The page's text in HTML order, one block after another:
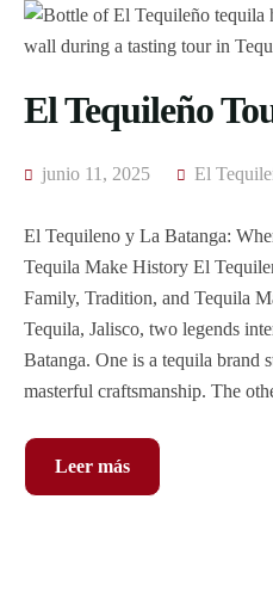
El Tequileño
junio 11, 2025 El
El Tequileno y La Batanga:
Tequila Make History El
Family, Tradition, and Tequila
Tequila, Jalisco, two legends
Batanga. One is a tequila brand
masterful craftsmanship. The
Leer más